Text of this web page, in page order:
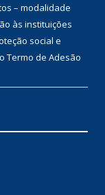
– modalidade
às instituições
social e
Termo de Adesão